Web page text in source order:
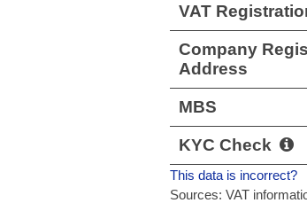
VAT
Company
Address
MBS
KYC Check
This data is incorrect?
Sources: VAT